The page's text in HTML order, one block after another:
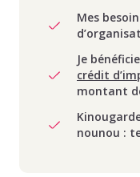
Mes
Je
crédit
montant
nounou :